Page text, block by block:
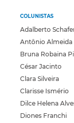
COLUNISTAS
Adalberto
Antônio Almeida
Bruna Robaina
César Jacinto
Clara Silveira
Clarisse Ismério
Dilce Helena
Diones Franchi